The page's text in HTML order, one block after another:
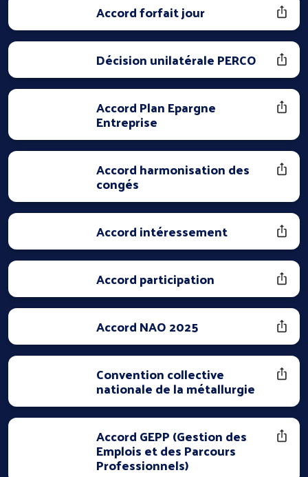
Accord forfait jour
Décision unilatérale PERCO
Accord Plan Epargne
Entreprise
Accord harmonisation des
congés
Accord intéressement
Accord participation
Accord NAO 2025
Convention collective
nationale de la métallurgie
Accord GEPP (Gestion des
Emplois et des Parcours
Professionnels)